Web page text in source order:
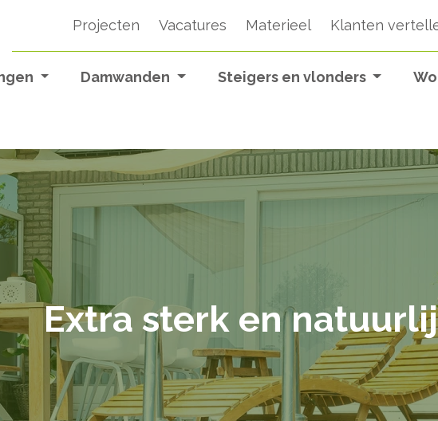
Projecten Vacatures Materieel Klanten
Damwanden Steigers en vlonders
Extra sterk en